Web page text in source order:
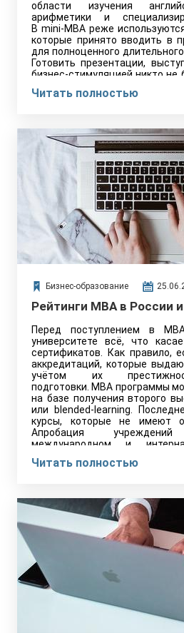
области изучения
арифметики и
В mini-MBA реже
которые принято вводить в
для полноценного
Готовить презентации,
бизнес-стимуляцией никто не
опытом и предоставить отдел
Читать полностью
Бизнес-образование
Рейтинги MBA в России
Перед поступлением в
университете всё, что
сертификатов. Как правило,
аккредитаций, которые
учётом их
подготовки. MBA программы
на базе получения второго
или blended-learning.
курсы, которые не имеют
Апробация
международном и
Читать полностью